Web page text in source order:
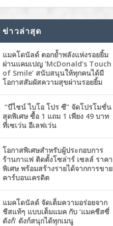
ข่าวล่าสุด
แมคโดนัลด์ ตอกย้ำพลังแห่งรอยยิ้ม
ผ่านแคมเปญ ‘McDonald’s Touch
of Smile’ สนับสนุนให้ทุกคนได้มี
โอกาสสัมผัสความสุขผ่านรอยยิ้ม
“บีไชน์ ไบโอ โปร ซี” จัดโปรโมชั่น
สุดพิเศษ ซื้อ 1 แถม 1 เพียง 49 บาท
ที่เซเว่น อีเลฟเว่น
โอกาสพิเศษสำหรับผู้ประกอบการ
ร้านกาแฟ ติดตั้งโซล่าร์ เซลล์ ราคา
พิเศษ พร้อมสร้างรายได้จากการขาย
คาร์บอนเครดิต
แมคโดนัลด์ จัดเต็มความอร่อยจาก
ชีสแท้ๆ แบบเต็มแมค กับ ‘แมคชีสซี่
ดังก์’ ดังก์สนุกได้ทุกเมนู